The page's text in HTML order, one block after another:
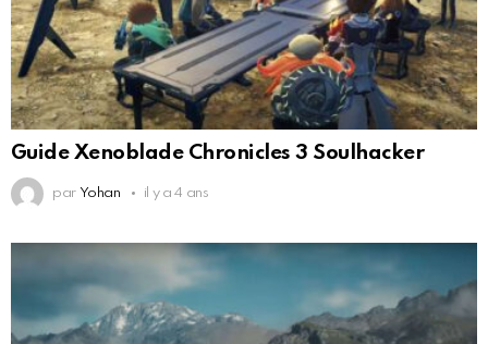
Guide Xenoblade Chronicles 3 Soulhacker
par Yohan il y a 4 ans